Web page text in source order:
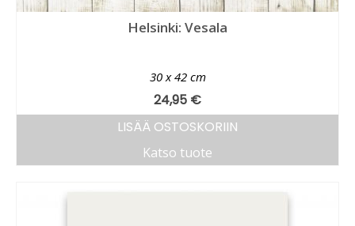
Helsinki: Vesala
30 x 42 cm
24,95 €
LISÄÄ OSTOSKORIIN
Katso tuote